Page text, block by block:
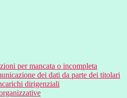
per mancata o incompleta
dei dati da parte dei titolari
dirigenziali